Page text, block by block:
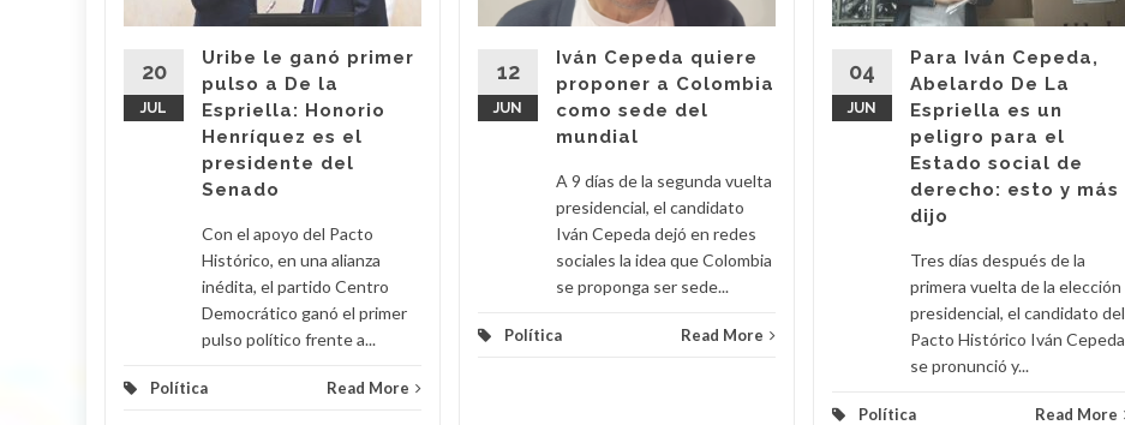
20
JUL
Uribe le ganó primer
pulso a De la
Espriella: Honorio
Henríquez es el
presidente del
Senado
Con el apoyo del Pacto
Histórico, en una alianza
inédita, el partido Centro
Democrático ganó el primer
pulso político frente a...
Política Read More
12
JUN
Iván Cepeda quiere
proponer a Colombia
como sede del
mundial
A 9 días de la segunda vuelta
presidencial, el candidato
Iván Cepeda dejó en redes
sociales la idea que Colombia
se proponga ser sede...
Política Read More
04
JUN
Para Iván Cepeda,
Abelardo De La
Espriella es un
peligro para el
Estado social de
derecho: esto y más
dijo
Tres días después de la
primera vuelta de la elección
presidencial, el candidato del
Pacto Histórico Iván Cepeda
se pronunció y...
Política Read More